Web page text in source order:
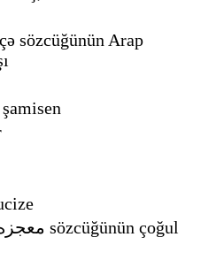
sözcüğünün Arap
şamisen